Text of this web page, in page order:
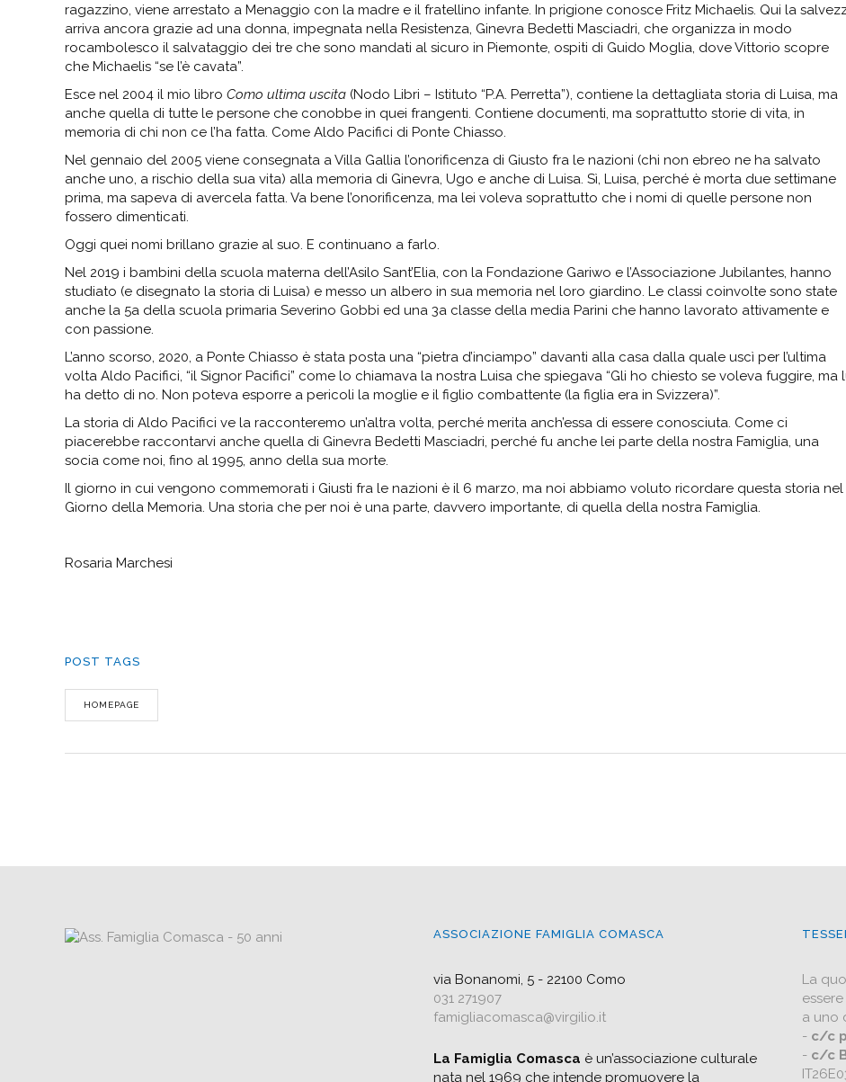
ragazzino, viene arrestato a Menaggio con la madre e il fratellino infante. In prigione conosce Fritz Michaelis. Qui la
arriva ancora grazie ad una donna, impegnata nella Resistenza, Ginevra Bedetti Masciadri, che organizza in modo
rocambolesco il salvataggio dei tre che sono mandati al sicuro in Piemonte, ospiti di Guido Moglia, dove Vittorio scopre
che Michaelis “se l’è cavata”.
Esce nel 2004 il mio libro Como ultima uscita (Nodo Libri – Istituto “P.A. Perretta”), contiene la dettagliata storia di Luisa, ma
anche quella di tutte le persone che conobbe in quei frangenti. Contiene documenti, ma soprattutto storie di vita, in
memoria di chi non ce l’ha fatta. Come Aldo Pacifici di Ponte Chiasso.
Nel gennaio del 2005 viene consegnata a Villa Gallia l’onorificenza di Giusto fra le nazioni (chi non ebreo ne ha salvato
anche uno, a rischio della sua vita) alla memoria di Ginevra, Ugo e anche di Luisa. Sì, Luisa, perché è morta due settimane
prima, ma sapeva di avercela fatta. Va bene l’onorificenza, ma lei voleva soprattutto che i nomi di quelle persone non
fossero dimenticati.
Oggi quei nomi brillano grazie al suo. E continuano a farlo.
Nel 2019 i bambini della scuola materna dell’Asilo Sant’Elia, con la Fondazione Gariwo e l’Associazione Jubilantes, hanno
studiato (e disegnato la storia di Luisa) e messo un albero in sua memoria nel loro giardino. Le classi coinvolte sono state
anche la 5a della scuola primaria Severino Gobbi ed una 3a classe della media Parini che hanno lavorato attivamente e
con passione.
L’anno scorso, 2020, a Ponte Chiasso è stata posta una “pietra d’inciampo” davanti alla casa dalla quale uscì per l’ultima
volta Aldo Pacifici, “il Signor Pacifici” come lo chiamava la nostra Luisa che spiegava “Gli ho chiesto se voleva fuggire, ma
ha detto di no. Non poteva esporre a pericoli la moglie e il figlio combattente (la figlia era in Svizzera)”.
La storia di Aldo Pacifici ve la racconteremo un’altra volta, perché merita anch’essa di essere conosciuta. Come ci
piacerebbe raccontarvi anche quella di Ginevra Bedetti Masciadri, perché fu anche lei parte della nostra Famiglia, una
socia come noi, fino al 1995, anno della sua morte.
Il giorno in cui vengono commemorati i Giusti fra le nazioni è il 6 marzo, ma noi abbiamo voluto ricordare questa storia nel
Giorno della Memoria. Una storia che per noi è una parte, davvero importante, di quella della nostra Famiglia.
Rosaria Marchesi
POST TAGS
HOMEPAGE
ASSOCIAZIONE FAMIGLIA COMASCA
via Bonanomi, 5 - 22100 Como
031 271907
famigliacomasca@virgilio.it
La Famiglia Comasca è un’associazione culturale
nata nel 1969 che intende promuovere la
La
a uno
- c/c
- c/c